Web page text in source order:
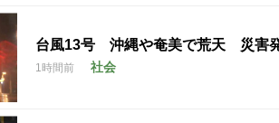
台風13号 沖縄や奄美で荒天 災害
1時間前 社会